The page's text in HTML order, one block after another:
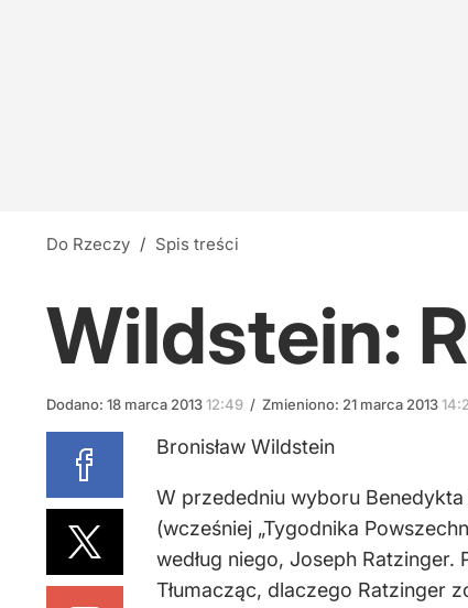
7
Do Rzeczy / Spis treści
Wildstein:
Dodano: 18 marca 201312:49 / Zmieniono: 21 marca 2013
Bronisław Wildstein
W przededniu wyboru
(wcześniej „Tygodnika
według niego, Joseph
Tłumacząc, dlaczego Ratzinger